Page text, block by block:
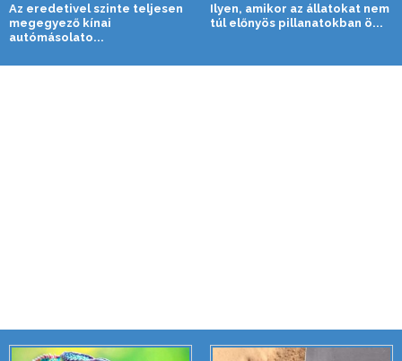
Az eredetivel szinte teljesen
megegyező kínai
autómásolato...
Ilyen, amikor az állatokat nem
túl előnyös pillanatokban ö...